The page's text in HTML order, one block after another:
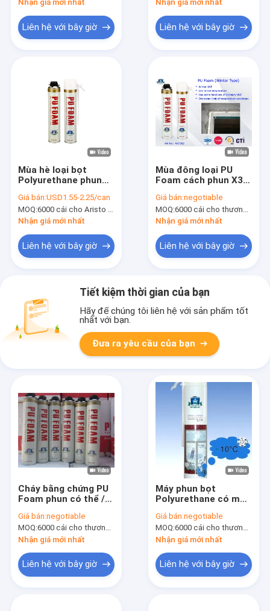
Nhận giá mới nhất
Liên hệ với bây giờ
Nhận giá mới nhất
Liên hệ với bây giờ
Mùa hè loại bọt
Polyurethane phun
Foam cho cách nhiệt
/ niêm phong
Giá bán:USD1.55-2.25/can
MOQ:6000 cái cho Aristo thương hiệu, 15000 cái cho OEM thương hiệu
Nhận giá mới nhất
Liên hệ với bây giờ
Mùa đông loại PU
Foam cách phun X3
ra vào và Windows
Giá bán:negotiable
MOQ:6000 cái cho thương hiệu Aristo, 15000 cái cho thương hiệu của khách hàng
Nhận giá mới nhất
Liên hệ với bây giờ
Tiết kiệm thời gian của bạn
Hãy để chúng tôi liên hệ với sản phẩm tốt
nhất với bạn.
Đưa ra yêu cầu của bạn
Cháy bằng chứng PU
Foam phun có thể /
Polyurethane Foam
cách điện B2 lớp
Giá bán:negotiable
MOQ:6000 cái cho thương hiệu Aristo, 15000 cái cho thương hiệu của khách hàng
Nhận giá mới nhất
Liên hệ với bây giờ
Máy phun bọt
Polyurethane có mật
rơm / súng phun
Giá bán:negotiable
MOQ:6000 cái cho thương hiệu Aristo, 15000 cái cho thương hiệu của khách hàng
Nhận giá mới nhất
Liên hệ với bây giờ